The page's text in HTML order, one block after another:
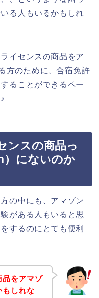
る人もいるかもしれ
イセンスの商品をア
方のために、合宿免許
ることができるペー
ンスの商品っ
）にないのか
の中にも、アマゾン
がある人もいると思
するのにとても便利
品をアマゾ
もしれな